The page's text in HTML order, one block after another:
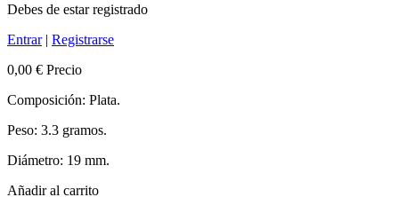
Debes de estar registrado
Entrar| Registrarse
0,00 € Precio
Composición: Plata.
Peso: 3.3 gramos.
Diámetro: 19 mm.
Añadir al carrito